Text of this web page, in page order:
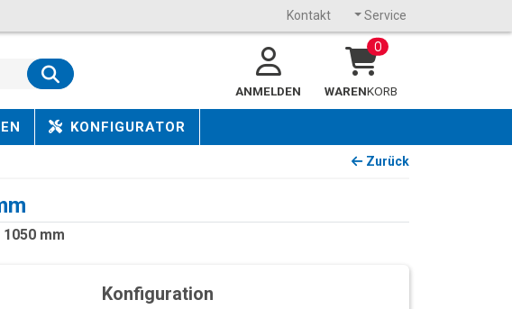
Kontakt Service
ANMELDEN
0
WARENKORB
KONFIGURATOR
Zurück
mm
Konfiguration